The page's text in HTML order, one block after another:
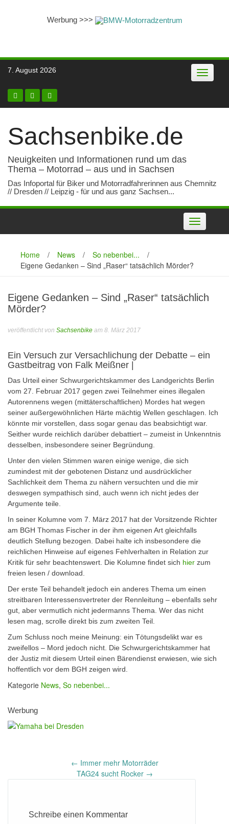
Werbung >>>
Skip
7. August 2026 Toggle
Sachsenbike.de
Neuigkeiten und Informationen rund um das
Thema – Motorrad – aus und in Sachsen
Das Infoportal für Biker und Motorradfahrerinnen aus Chemnitz
// Dresden // Leipzig - für und aus ganz Sachsen...
Toggle
navigation
Home / News / So nebenbei...
/
Eigene Gedanken – Sind „Raser“ tatsächlich Mörder?
Eigene Gedanken – Sind „Raser“ tatsächlich
Mörder?
veröffentlicht von Sachsenbike am 8. März 2017
Ein Versuch zur Versachlichung der Debatte – ein
Gastbeitrag von Falk Meißner |
Das Urteil einer Schwurgerichtskammer des Landgerichts Berlin
vom 27. Februar 2017 gegen zwei Teilnehmer eines illegalen
Autorennens wegen (mittäterschaftlichen) Mordes hat wegen
seiner außergewöhnlichen Härte mächtig Wellen geschlagen. Ich
könnte mir vorstellen, dass sogar genau das beabsichtigt war.
Seither wurde reichlich darüber debattiert – zumeist in Unkenntnis
desselben, insbesondere seiner Begründung.
Unter den vielen Stimmen waren einige wenige, die sich
zumindest mit der gebotenen Distanz und ausdrücklicher
Sachlichkeit dem Thema zu nähern versuchten und die mir
deswegen sympathisch sind, auch wenn ich nicht jedes der
Argumente teile.
In seiner Kolumne vom 7. März 2017 hat der Vorsitzende Richter
am BGH Thomas Fischer in der ihm eigenen Art gleichfalls
deutlich Stellung bezogen. Dabei halte ich insbesondere die
reichlichen Hinweise auf eigenes Fehlverhalten in Relation zur
Kritik für sehr beachtenswert. Die Kolumne findet sich hier zum
freien lesen / download.
Der erste Teil behandelt jedoch ein anderes Thema um einen
streitbaren Interessensvertreter der Rennleitung – ebenfalls sehr
gut, aber vermutlich nicht jedermanns Thema. Wer das nicht
lesen mag, scrolle direkt bis zum zweiten Teil.
Zum Schluss noch meine Meinung: ein Tötungsdelikt war es
zweifellos – Mord jedoch nicht. Die Schwurgerichtskammer hat
der Justiz mit diesem Urteil einen Bärendienst erwiesen, wie sich
hoffentlich vor dem BGH zeigen wird.
Kategorie News, So nebenbei...
Werbung
← Immer mehr Motorräder
TAG24 sucht Rocker →
Schreibe einen Kommentar